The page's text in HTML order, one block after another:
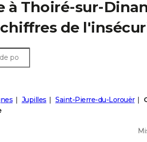
à Thoiré-sur-
chiffres de
Jupilles Saint-Pierre-du-Lorouër